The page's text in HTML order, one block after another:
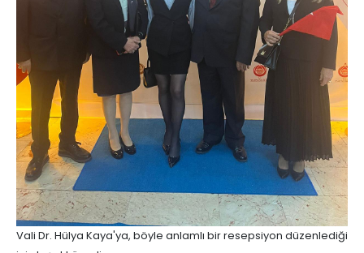
Vali Dr. Hülya Kaya'ya, böyle anlamlı bir resepsiyon düzenlediği